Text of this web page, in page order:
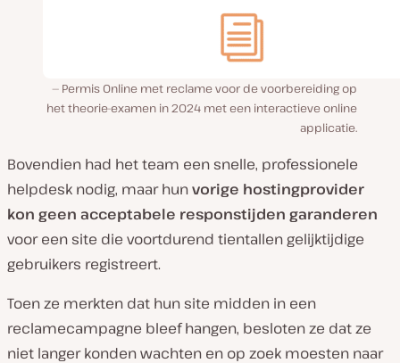
Permis Online met reclame voor de voorbereiding op
het theorie-examen in 2024 met een interactieve online
applicatie.
Bovendien had het team een snelle, professionele
helpdesk nodig, maar hunvorige hostingprovider
kon geen acceptabele responstijden garanderen
voor een site die voortdurend tientallen gelijktijdige
gebruikers registreert.
Toen ze merkten dat hun site midden in een
reclamecampagne bleef hangen, besloten ze dat ze
niet langer konden wachten en op zoek moesten naar